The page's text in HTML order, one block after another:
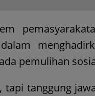
pemulihan
tanggung